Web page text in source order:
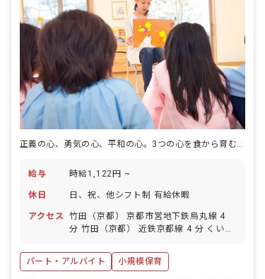
給与 時給1,122円 ~
休日 日、祝、他シフト制 有給休暇
アクセス
竹田（京都） 京都市営地下鉄烏丸線 4
分 竹田（京都） 近鉄京都線 4 分 くいな
近鉄京都線 9 分 藤森 京阪本線 15 分
パート・アルバイト 小規模保育